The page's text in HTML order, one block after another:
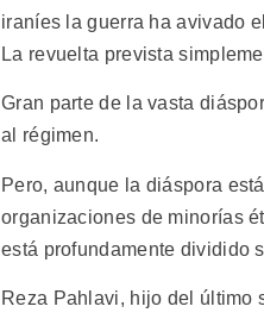
iraníes la guerra ha avivado
La revuelta prevista
Gran parte de la vasta
al régimen.
Pero, aunque la diáspora
organizaciones de minorías
está profundamente dividido
Reza Pahlavi, hijo del último